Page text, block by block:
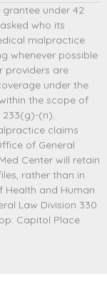
under 42
who its
malpractice
whenever possible
providers are
under the
the scope of
(n).
claims
of General
Center will retain
rather than in
Health and Human
Law Division 330
Capitol Place